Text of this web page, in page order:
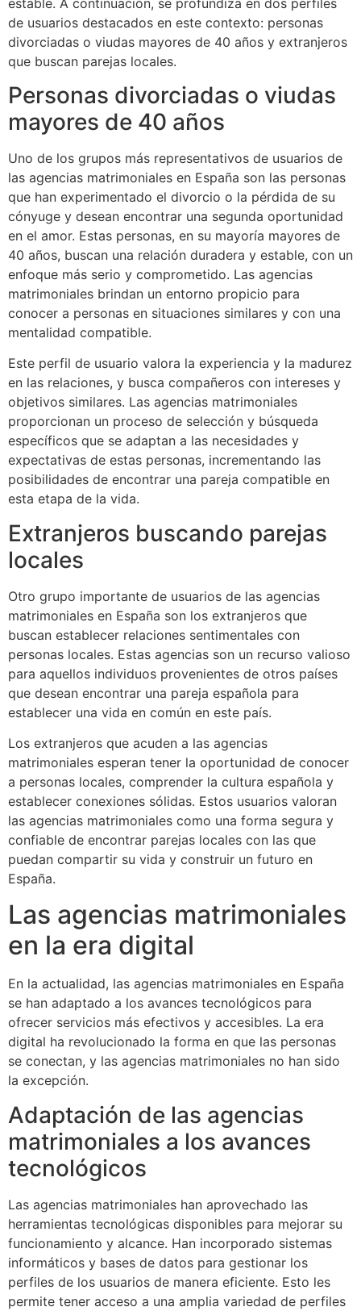
de usuarios destacados en este contexto: personas
divorciadas o viudas mayores de 40 años y extranjeros
que buscan parejas locales.
Personas divorciadas o viudas
mayores de 40 años
Uno de los grupos más representativos de usuarios de
las agencias matrimoniales en España son las personas
que han experimentado el divorcio o la pérdida de su
cónyuge y desean encontrar una segunda oportunidad
en el amor. Estas personas, en su mayoría mayores de
40 años, buscan una relación duradera y estable, con un
enfoque más serio y comprometido. Las agencias
matrimoniales brindan un entorno propicio para
conocer a personas en situaciones similares y con una
mentalidad compatible.
Este perfil de usuario valora la experiencia y la madurez
en las relaciones, y busca compañeros con intereses y
objetivos similares. Las agencias matrimoniales
proporcionan un proceso de selección y búsqueda
específicos que se adaptan a las necesidades y
expectativas de estas personas, incrementando las
posibilidades de encontrar una pareja compatible en
esta etapa de la vida.
Extranjeros buscando parejas
locales
Otro grupo importante de usuarios de las agencias
matrimoniales en España son los extranjeros que
buscan establecer relaciones sentimentales con
personas locales. Estas agencias son un recurso valioso
para aquellos individuos provenientes de otros países
que desean encontrar una pareja española para
establecer una vida en común en este país.
Los extranjeros que acuden a las agencias
matrimoniales esperan tener la oportunidad de conocer
a personas locales, comprender la cultura española y
establecer conexiones sólidas. Estos usuarios valoran
las agencias matrimoniales como una forma segura y
confiable de encontrar parejas locales con las que
puedan compartir su vida y construir un futuro en
España.
Las agencias matrimoniales
en la era digital
En la actualidad, las agencias matrimoniales en España
se han adaptado a los avances tecnológicos para
ofrecer servicios más efectivos y accesibles. La era
digital ha revolucionado la forma en que las personas
se conectan, y las agencias matrimoniales no han sido
la excepción.
Adaptación de las agencias
matrimoniales a los avances
tecnológicos
Las agencias matrimoniales han aprovechado las
herramientas tecnológicas disponibles para mejorar su
funcionamiento y alcance. Han incorporado sistemas
informáticos y bases de datos para gestionar los
perfiles de los usuarios de manera eficiente. Esto les
permite tener acceso a una amplia variedad de perfiles